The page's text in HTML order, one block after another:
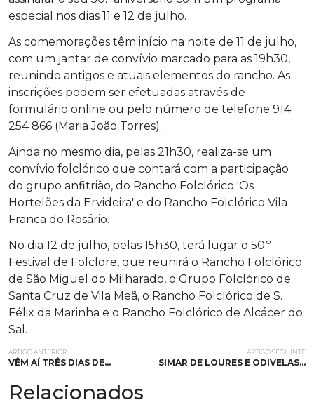
especial nos dias 11 e 12 de julho.
As comemorações têm início na noite de 11 de julho,
com um jantar de convívio marcado para as 19h30,
reunindo antigos e atuais elementos do rancho. As
inscrições podem ser efetuadas através de
formulário online ou pelo número de telefone 914
254 866 (Maria João Torres).
Ainda no mesmo dia, pelas 21h30, realiza-se um
convívio folclórico que contará com a participação
do grupo anfitrião, do Rancho Folclórico 'Os
Hortelões da Ervideira' e do Rancho Folclórico Vila
Franca do Rosário.
No dia 12 de julho, pelas 15h30, terá lugar o 50.º
Festival de Folclore, que reunirá o Rancho Folclórico
de São Miguel do Milharado, o Grupo Folclórico de
Santa Cruz de Vila Meã, o Rancho Folclórico de S.
Félix da Marinha e o Rancho Folclórico de Alcácer do
Sal.
ARTIGO ANTERIOR
VÊM AÍ TRÊS DIAS DE…
ARTIGO SEGUINTE
SIMAR DE LOURES E ODIVELAS…
Relacionados